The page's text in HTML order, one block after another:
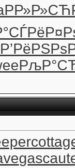
РР»Р»СЋ
Р’РёРЅРѕ